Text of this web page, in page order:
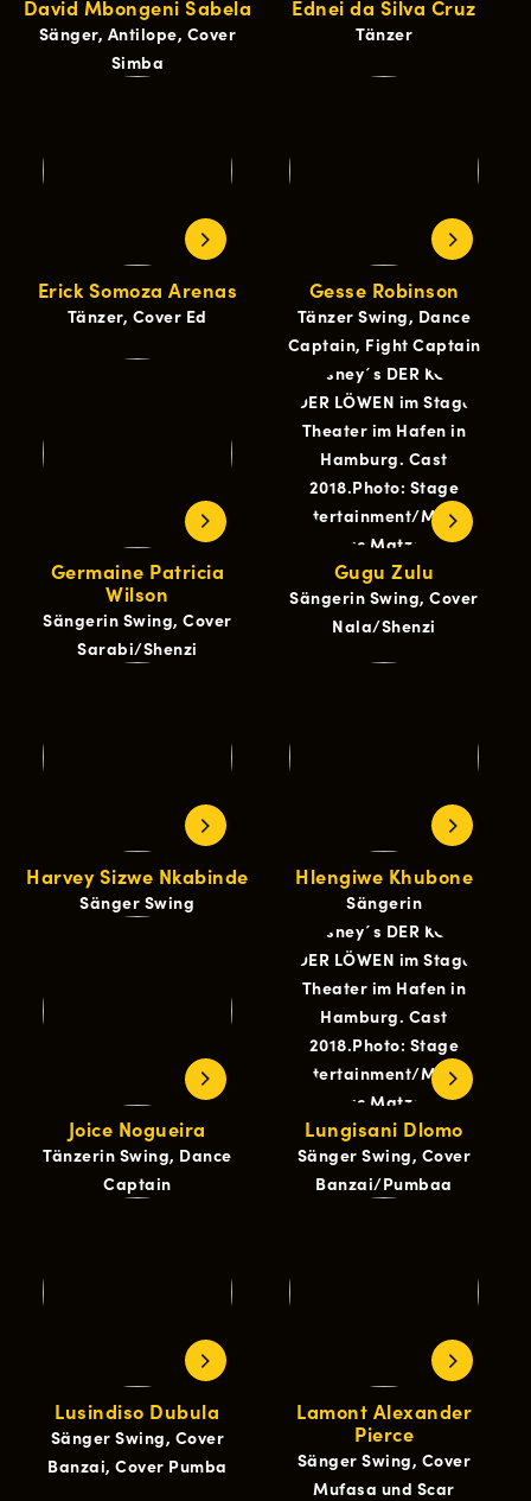
David Mbongeni Sabela
Sänger, Antilope, Cover
Simba
Ednei da Silva Cruz
Tänzer
Erick Somoza Arenas
Tänzer, Cover Ed
Gesse Robinson
Tänzer Swing, Dance
Captain, Fight Captain
Germaine Patricia
Wilson
Sängerin Swing, Cover
Sarabi/Shenzi
Gugu Zulu
Sängerin Swing, Cover
Nala/Shenzi
Harvey Sizwe Nkabinde
Sänger Swing
Hlengiwe Khubone
Sängerin
Joice Nogueira
Tänzerin Swing, Dance
Captain
Lungisani Dlomo
Sänger Swing, Cover
Banzai/Pumbaa
Lusindiso Dubula
Sänger Swing, Cover
Banzai, Cover Pumba
Lamont Alexander
Pierce
Sänger Swing, Cover
Mufasa und Scar